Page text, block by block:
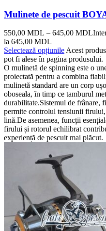
Mulinete de pescuit
550,00 MDL – 645,00 MDL
la 645,00 MDL
Selectează opțiunile Acest
pot fi alese în pagina produsului.
O mulinetă de spinning este o
proiectată pentru a combina
mulinetă standard are un corp
oboseala, în timp ce tamburul
durabilitate.Sistemul de frânare,
permite controlul tensiunii
lină.De asemenea, funcții
firului și rotorul echilibrat
experiență de pescuit mai plăcut.